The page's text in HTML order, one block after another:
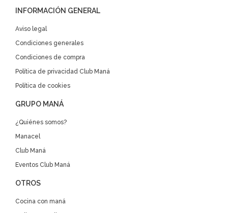
INFORMACIÓN GENERAL
Aviso legal
Condiciones generales
Condiciones de compra
Política de privacidad Club Maná
Política de cookies
GRUPO MANÁ
¿Quiénes somos?
Manacel
Club Maná
Eventos Club Maná
OTROS
Cocina con maná